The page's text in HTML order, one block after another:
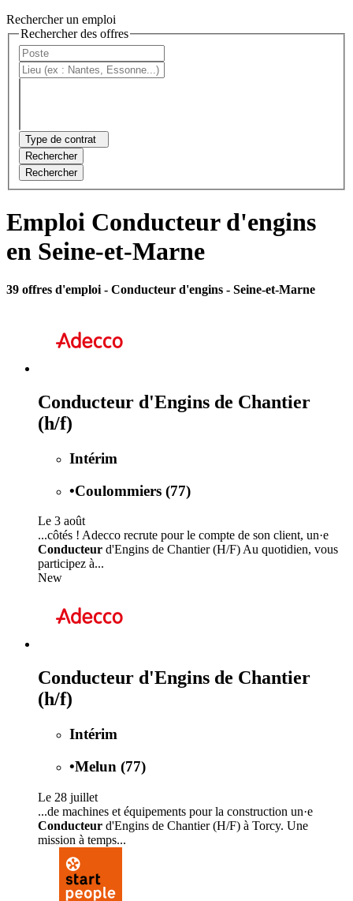
Rechercher un emploi
Rechercher des offres
Type de contrat
Rechercher
Rechercher
Emploi Conducteur d'engins
en Seine-et-Marne
39 offres d'emploi - Conducteur d'engins - Seine-et-Marne
Conducteur d'Engins de Chantier
(h/f)
Intérim
•Coulommiers (77)
Le 3 août
...côtés ! Adecco recrute pour le compte de son client, un·e
Conducteur d'Engins de Chantier (H/F) Au quotidien, vous
participez à...
New
Conducteur d'Engins de Chantier
(h/f)
Intérim
•Melun (77)
Le 28 juillet
...de machines et équipements pour la construction un·e
Conducteur d'Engins de Chantier (H/F) à Torcy. Une
mission à temps...